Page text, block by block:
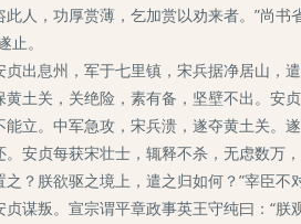
人，功厚赏薄，乞加赏以劝来者。”尚
止。
息州，军于七里镇，宋兵据净居山，
土关，关绝险，素有备，坚壁不出。安
能立。中军急攻，宋兵溃，遂夺黄土关
安贞每获宋壮士，辄释不杀，无虑数万
？朕欲驱之境上，遣之归如何？”宰臣不
叛。宣宗谓平章政事英王守纯曰：“朕